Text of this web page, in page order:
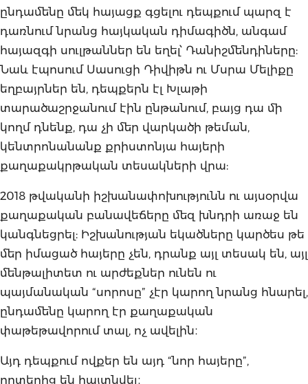
ընդամենը մեկ հայացք գցելու դեպքում պարզ է
դառնում նրանց հայկական դիմագիծն, անգամ
հայազգի սուլթաններ են եղել՝ Դանիշմենդիները:
Նաև էպոսում Սասուցի Դիվիթն ու Մսրա Մելիքը
եղբայրներ են, դեպքերն էլ Խլաթի
տարածաշրջանում էին ընթանում, բայց դա մի
կողմ դնենք, դա չի մեր վարկածի թեման,
կենտրոնանանք քրիստոնյա հայերի
քաղաքակրթական տեսակների վրա:
2018 թվականի իշխանափոխությունն ու այսօրվա
քաղաքական բանավեճերը մեզ խնդրի առաջ են
կանգնեցրել: Իշխանության եկածները կարծես թե
մեր իմացած հայերը չեն, դրանք այլ տեսակ են, այլ
մենթալիտետ ու արժեքներ ունեն ու
պայմանական “սորոսը” չէր կարող նրանց հնարել,
ընդամենը կարող էր քաղաքական
փաթեթավորում տալ, ոչ ավելին։
Այդ դեպքում ովքեր են այդ “նոր հայերը”,
որտեղից են հայտնվել։